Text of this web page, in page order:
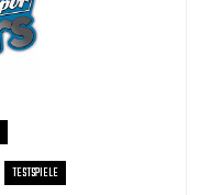
TESTSPIELE